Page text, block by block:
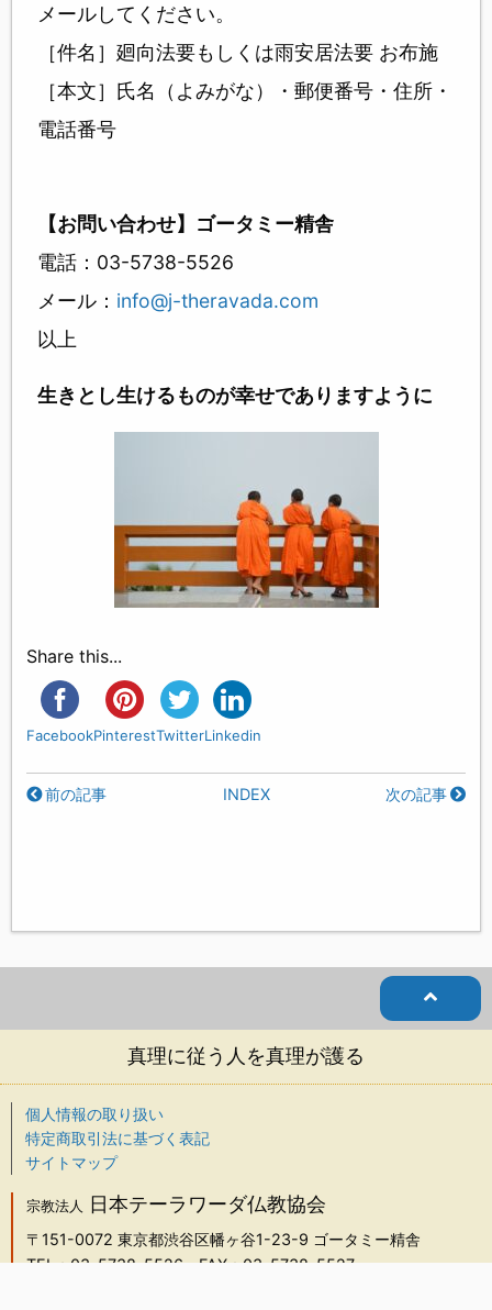
メールしてください。
［件名］廻向法要もしくは雨安居法要 お布施
［本文］氏名（よみがな）・郵便番号・住所・
電話番号
【お問い合わせ】ゴータミー精舎
電話：03-5738-5526
メール： info@j-theravada.com
以上
生きとし生けるものが幸せでありますように
Share this...
FacebookPinterestTwitterLinkedin
前の記事 INDEX 次の記事
真理に従う人を真理が護る
個人情報の取り扱い
特定商取引法に基づく表記
サイトマップ
宗教法人 日本テーラワーダ仏教協会
〒151-0072 東京都渋谷区幡ヶ谷1-23-9 ゴータミー精舎
TEL：03-5738-5526FAX：03-5738-5527